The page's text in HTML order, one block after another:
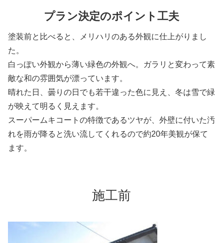
プラン決定のポイント工夫
塗装前と比べると、メリハリのある外観に仕上がりまし
た。
白っぽい外観から薄い緑色の外観へ。ガラリと変わって素
敵な和の雰囲気が漂っています。
晴れた日、曇りの日でも若干違った色に見え、冬は雪で緑
が映えて明るく見えます。
スーパームキコートの特徴であるツヤが、外壁に付いた汚
れを雨が降ると洗い流してくれるので約20年美観が保て
ます。
施工前